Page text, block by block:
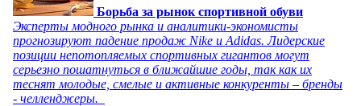
Борьба за рынок спортивной обуви
Эксперты модного рынка и аналитики-экономисты
прогнозируют падение продаж Nike и Adidas. Лидерские
позиции непотопляемых спортивных гигантов могут
серьезно пошатнуться в ближайшие годы, так как их
теснят молодые, смелые и активные конкуренты – бренды
- челленджеры.